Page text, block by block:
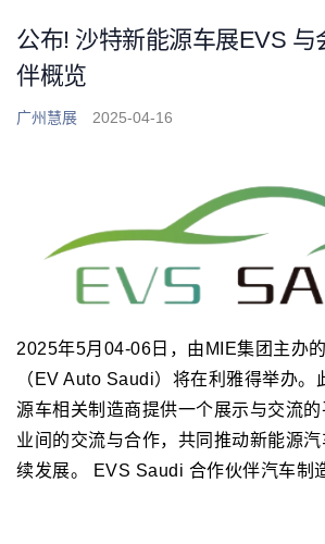
公布! 沙特新能源车展EVS 与
伴概览
广州慧展 2025-04-16
2025年5月04-06日，由MIE集团主办
（EV Auto Saudi）将在利雅得举办。
源车相关制造商提供一个展示与交流
业间的交流与合作，共同推动新能源
续发展。 EVS Saudi 合作伙伴汽车制